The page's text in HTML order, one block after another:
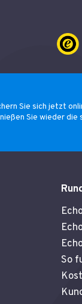
Sie sich jetzt
Sie wieder die
So